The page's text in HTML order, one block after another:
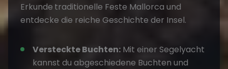
Erkunde traditionelle Feste Mallorca und
entdecke die reiche Geschichte der Insel.
Versteckte Buchten: Mit einer Segelyacht
kannst du abgeschiedene Buchten und